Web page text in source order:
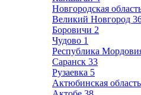
Новгородская
Великий Новгород
Боровичи 2
Чудово 1
Республика
Саранск 33
Рузаевка 5
Актюбинская область